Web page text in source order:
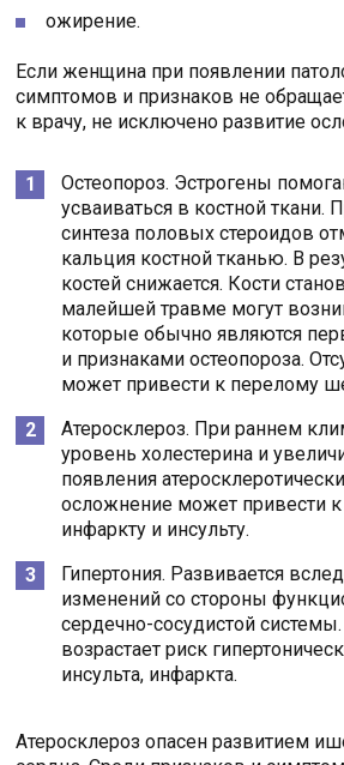
ожирение.
Если женщина при появлении
симптомов и признаков не
к врачу, не исключено развитие
Остеопороз. Эстрогены
усваиваться в костной ткани.
синтеза половых стероидов
кальция костной тканью. В
костей снижается. Кости
малейшей травме могут
которые обычно являются
и признаками остеопороза.
может привести к перелому
Атеросклероз. При раннем
уровень холестерина и
появления
осложнение может привести к
инфаркту и инсульту.
Гипертония. Развивается
изменений со стороны
сердечно-сосудистой
возрастает риск
инсульта, инфаркта.
Атеросклероз опасен развитием